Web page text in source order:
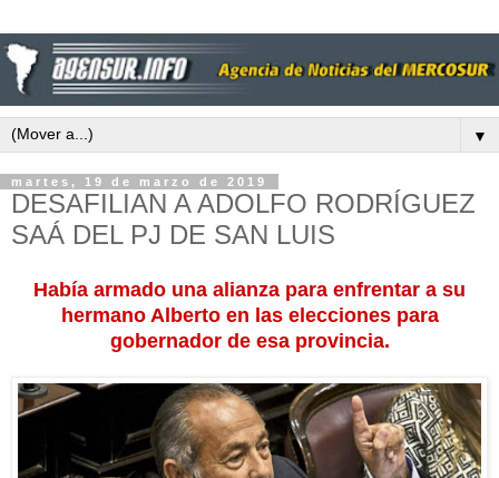
▼
martes, 19 de marzo de 2019
DESAFILIAN A ADOLFO RODRÍGUEZ
SAÁ DEL PJ DE SAN LUIS
Había armado una alianza para enfrentar a su
hermano Alberto en las elecciones para
gobernador de esa provincia.